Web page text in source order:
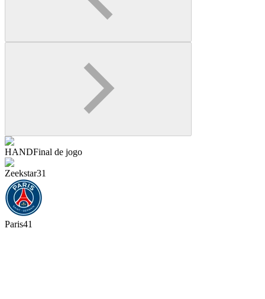
HANDFinal de jogo
Zeekstar31
Paris41